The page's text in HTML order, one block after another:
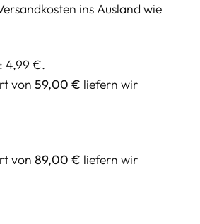
ins Ausland wie
: 4,99 €.
von 59,00 € liefern wir
von 89,00 € liefern wir